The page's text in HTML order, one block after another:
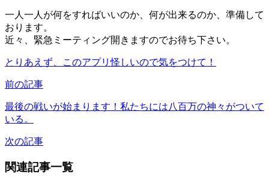
一人一人が何をすればいいのか、何が出来るのか、準備して
おります。
近々、緊急ミーティング開きますのでお待ち下さい。
とりあえず、このアプリ怪しいので気をつけて！
前の記事
最後の戦いが始まります！私たちには八百万の神々がついて
いる。
次の記事
関連記事一覧